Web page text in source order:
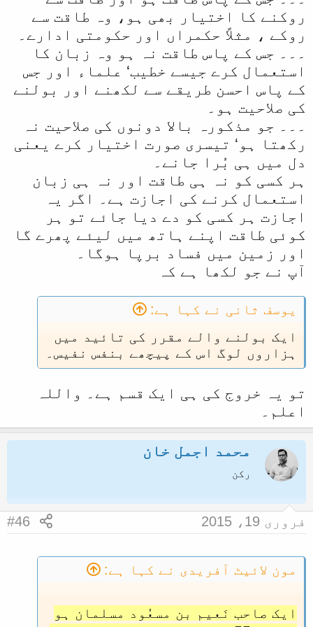
روکنے کا اختیار بھی ہو، وہ طاقت سے
روکے ، مثلاً حکمراں اور حکومتی ادارے۔
۔۔۔ جس کے پاس طاقت نہ ہو وہ زبان کا
استعمال کرے جیسے خطیب‘ علماء اور جس
کے پاس احسن طریقے سے لکھنے اور بولنے
کی صلاحیت ہو۔
۔۔۔ جو مذکورہ بالا دونوں کی صلاحیت نہ
رکھتا ہو‘ تیسری صورت اختیار کرے یعنی
دل میں ہی بُرا جانے۔
ہر کسی کو نہ ہی طاقت اور نہ ہی زبان
استعمال کرنے کی اجازت ہے۔ اگر یہ
اجازت ہر کسی کو دے دیا جائے تو ہر
کوئی طاقت اپنے ہاتھ میں لیئے پھرے گا
اور زمین میں فساد برپا ہوگا۔
آپ نے جو لکھا ہے کہ
یوسف ثانی نے کہا ہے:
ایک بولنے والے مقرر کی تائید میں
ہزاروں لوگ اس کے پیچھے بنفس نفیس۔
تو یہ خروج کی ہی ایک قسم ہے۔ واللہ
اعلم۔
محمد اجمل خان
رکن
فروری 19، 2015 #46
مون لائیٹ آفریدی نے کہا ہے:
ایک صاحب نَعیم بن مسعُود مسلمان ہو